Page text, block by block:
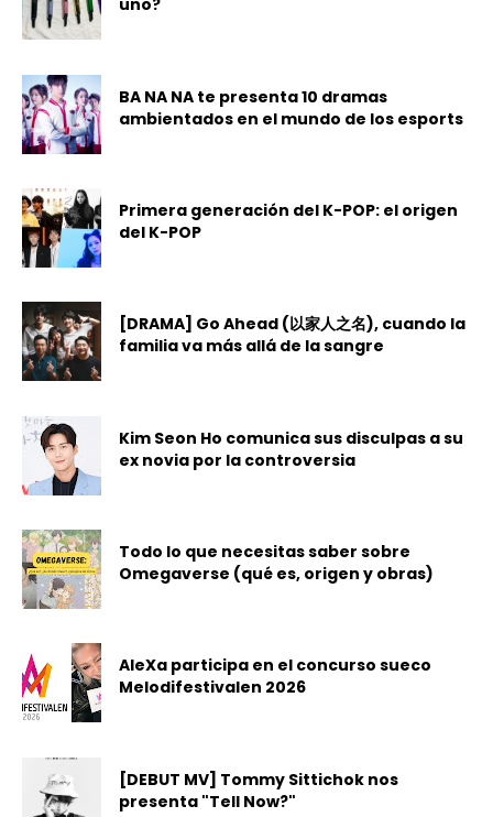
uno?
BA NA NA te presenta 10 dramas
ambientados en el mundo de los esports
Primera generación del K-POP: el origen
del K-POP
[DRAMA] Go Ahead (以家人之名), cuando la
familia va más allá de la sangre
Kim Seon Ho comunica sus disculpas a su
ex novia por la controversia
Todo lo que necesitas saber sobre
Omegaverse (qué es, origen y obras)
AleXa participa en el concurso sueco
Melodifestivalen 2026
[DEBUT MV] Tommy Sittichok nos
presenta "Tell Now?"